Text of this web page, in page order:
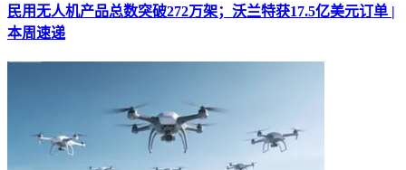
民用无人机产品总数突破272万架；沃兰特获17.5亿美元订单 |
本周速递